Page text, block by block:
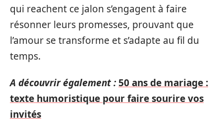
qui reachent ce jalon s’engagent à faire
résonner leurs promesses, prouvant que
l’amour se transforme et s’adapte au fil du
temps.
A découvrir également : 50 ans de mariage :
texte humoristique pour faire sourire vos
invités